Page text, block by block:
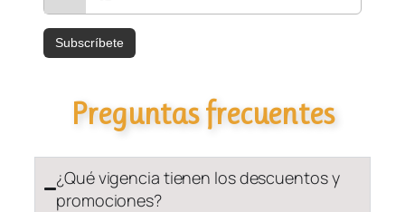
Preguntas frecuentes
¿Qué vigencia tienen los descuentos y
promociones?